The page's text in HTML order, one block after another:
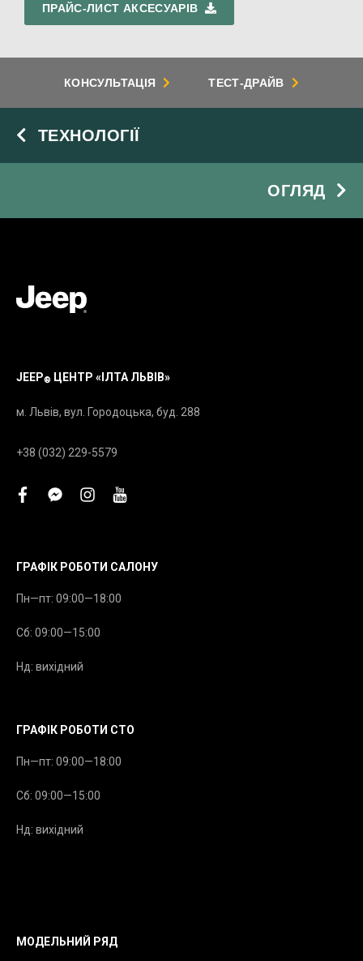
ПРАЙС-ЛИСТ АКСЕСУАРІВ
КОНСУЛЬТАЦІЯ ТЕСТ-ДРАЙВ
ТЕХНОЛОГІЇ
ОГЛЯД
JEEP® ЦЕНТР «ІЛТА ЛЬВІВ»
м. Львів, вул. Городоцька, буд. 288
+38 (032) 229-5579
facebookfacebook-
instagram
youtube
ГРАФІК РОБОТИ САЛОНУ
Пн—пт: 09:00—18:00
Сб: 09:00—15:00
Нд: вихідний
ГРАФІК РОБОТИ СТО
Пн—пт: 09:00—18:00
Сб: 09:00—15:00
Нд: вихідний
МОДЕЛЬНИЙ РЯД